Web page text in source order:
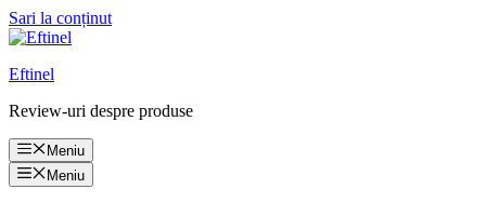
Sari la conținut
Eftinel
Review-uri despre produse
Meniu
Meniu